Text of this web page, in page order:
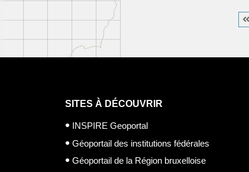
SITES À DÉCOUVRIR
INSPIRE Geoportal
Géoportail des institutions fédérales
Géoportail de la Région bruxelloise